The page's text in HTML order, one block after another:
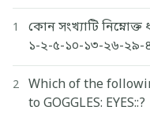
1
কোন সংখ্যাটি নিম্নোক্ত
১-২-৫-১০-১৩-২৬-২৯-
2
Which of the
to GOGGLES: EYES::?